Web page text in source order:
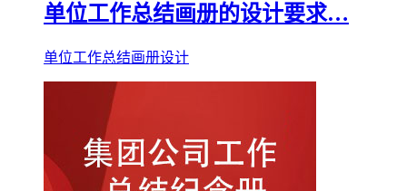
单位工作总结画册的设计要求…
单位工作总结画册设计